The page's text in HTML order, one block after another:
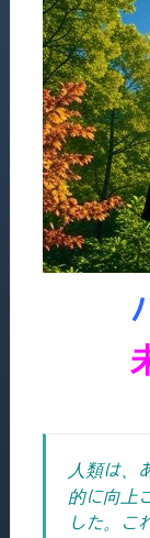
人類は、
的に向上
した。こ